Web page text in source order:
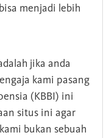
menjadi lebih
jika anda
kami pasang
(KBBI) ini
situs ini agar
bukan sebuah